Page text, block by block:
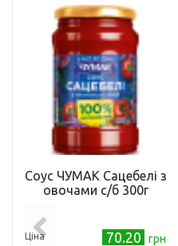
Соус ЧУМАК Сацебелі з
овочами с/б 300г
Ціна 70.20 грн